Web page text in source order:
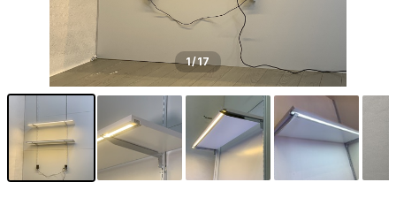
1/17